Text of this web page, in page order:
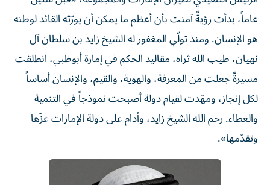
عاماً، بدأت رؤيةٌ آمنت بأن أعظم ما يمكن أن يورّثه القائد لوطنه
هو الإنسان. ومنذ تولّي المغفور له الشيخ زايد بن سلطان آل
نهيان، طيب الله ثراه، مقاليد الحكم في إمارة أبوظبي، انطلقت
مسيرةٌ جعلت من المعرفة، والهوية، والقيم، والإنسان أساساً
لكل إنجاز، ومهّدت لقيام دولة أصبحت نموذجاً في التنمية
والعطاء. رحم الله الشيخ زايد، وأدام على دولة الإمارات عزّها
وتقدّمها».